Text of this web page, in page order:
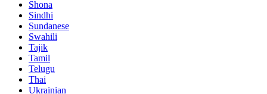
Shona
Sindhi
Sundanese
Swahili
Tajik
Tamil
Telugu
Thai
Ukrainian